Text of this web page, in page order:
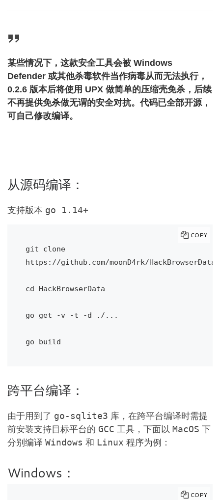
某些情况下，这款安全工具会被 Windows
Defender 或其他杀毒软件当作病毒从而无法执行，
0.2.6 版本后将使用 UPX 做简单的压缩壳免杀，后续
不再提供免杀做无谓的安全对抗。代码已全部开源，
可自己修改编译。
从源码编译：
支持版本 go 1.14+
git clone
https://github.com/moonD4rk/HackBrowserData
cd HackBrowserData
go get -v -t -d ./...
go build
COPY
跨平台编译：
由于用到了 go-sqlite3 库，在跨平台编译时需提
前安装支持目标平台的 GCC 工具，下面以 MacOS 下
分别编译 Windows 和 Linux 程序为例：
Windows：
COPY